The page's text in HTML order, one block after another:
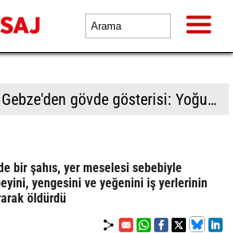
BTP Kocaeli'den Darıca çıkarması: Esnaf ve derneklerden yoğun ilgi
bir şahıs, yer meselesi sebebiyle
yengesini ve yeğenini iş yerlerinin
öldürdü